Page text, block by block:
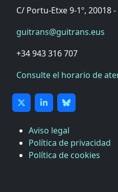
C/ Portu-Etxe 9-1º, 20018
guitrans@guitrans.eus
+34 943 316 707
Consulte el horario de
Aviso legal
Política de privacidad
Política de cookies